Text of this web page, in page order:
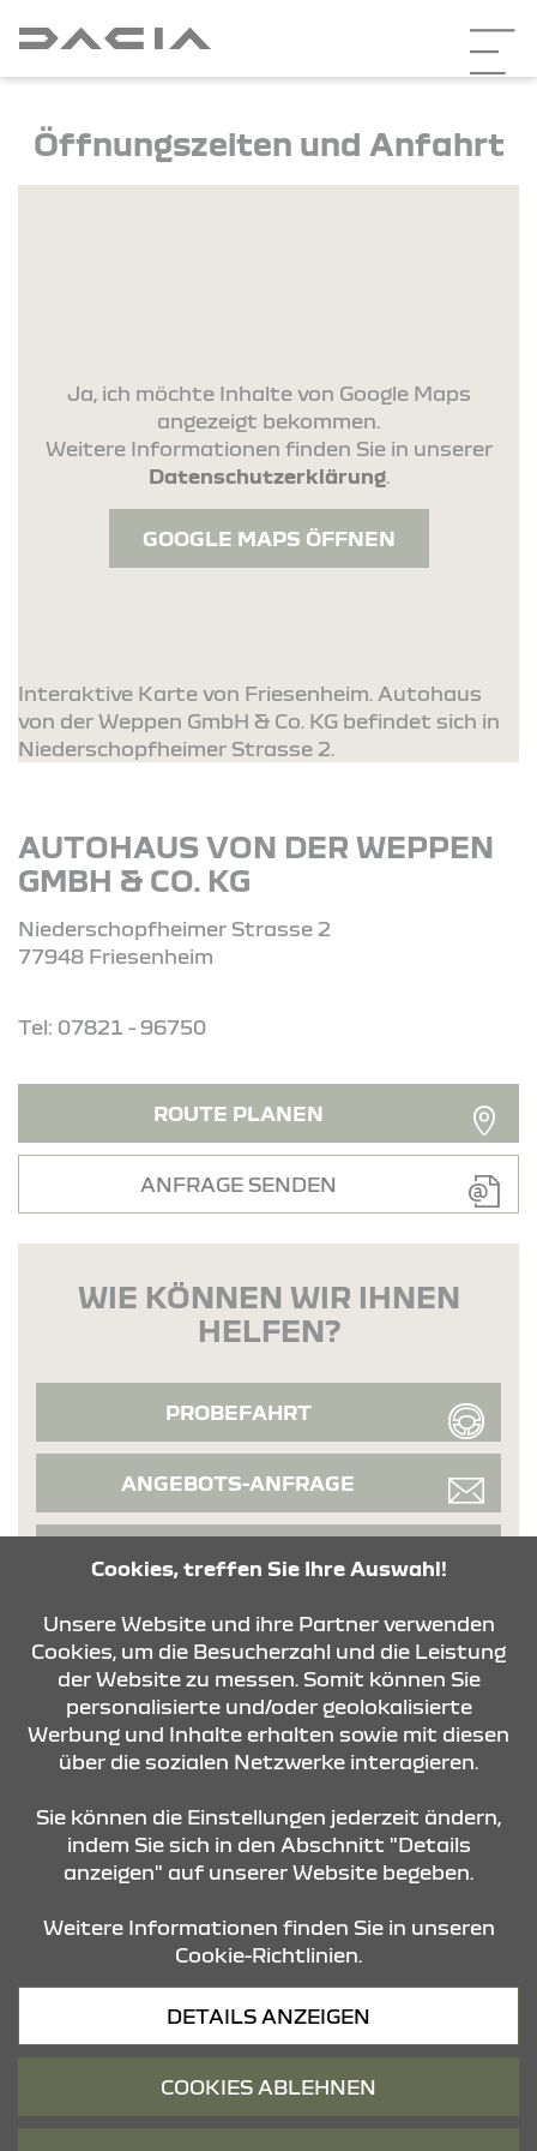
Öffnungszeiten und Anfahrt
Ja, ich möchte Inhalte von Google Maps
angezeigt bekommen.
Weitere Informationen finden Sie in unserer
Datenschutzerklärung.
GOOGLE MAPS ÖFFNEN
Interaktive Karte von Friesenheim. Autohaus
von der Weppen GmbH & Co. KG befindet sich in
Niederschopfheimer Strasse 2.
AUTOHAUS VON DER WEPPEN
GMBH & CO. KG
Niederschopfheimer Strasse 2
77948 Friesenheim
Tel: 07821 - 96750
ROUTE PLANEN
ANFRAGE SENDEN
WIE KÖNNEN WIR IHNEN
HELFEN?
PROBEFAHRT
ANGEBOTS-ANFRAGE
ANKAUFSERVICE
Datenschutz
Cookies, treffen Sie Ihre Auswahl!
Unsere Website und ihre Partner verwenden
Cookies, um die Besucherzahl und die Leistung
der Website zu messen. Somit können Sie
personalisierte und/oder geolokalisierte
Werbung und Inhalte erhalten sowie mit diesen
über die sozialen Netzwerke interagieren.
Sie können die Einstellungen jederzeit ändern,
indem Sie sich in den Abschnitt "Details
anzeigen" auf unserer Website begeben.
Weitere Informationen finden Sie in unseren
Cookie-Richtlinien.
DETAILS ANZEIGEN
COOKIES ABLEHNEN